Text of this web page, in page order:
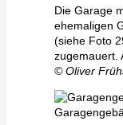
Die Garage
ehemaligen
(siehe Foto
zugemauert.
© Oliver